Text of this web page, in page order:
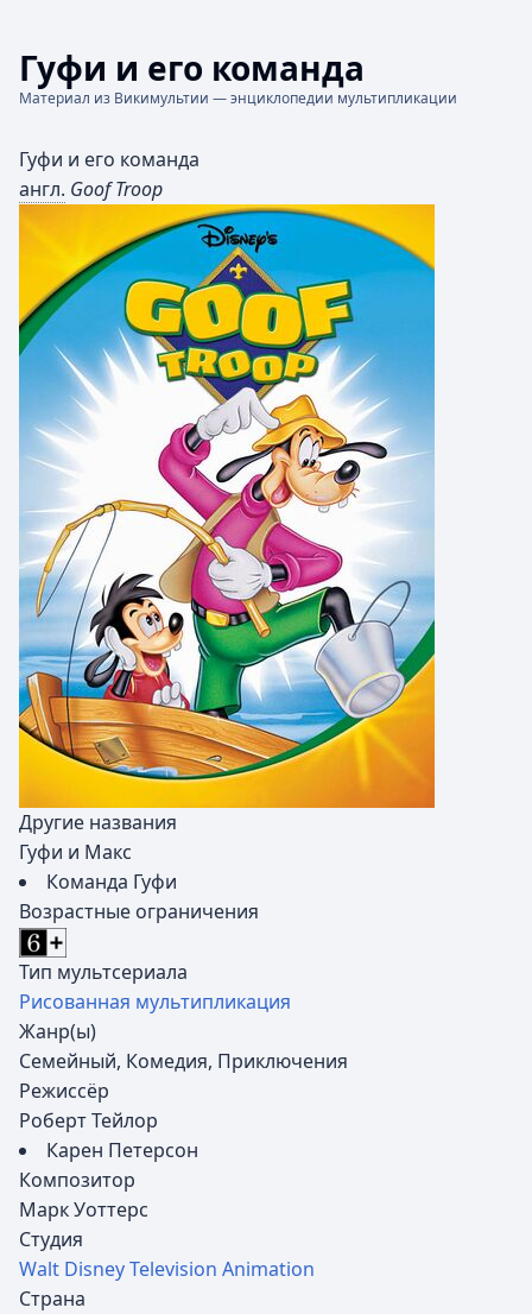
Гуфи и его команда
Материал из Викимультии — энциклопедии мультипликации
Гуфи и его команда
англ. Goof Troop
Другие названия
Гуфи и Макс
Команда Гуфи
Возрастные ограничения
Тип мультсериала
Рисованная мультипликация
Жанр(ы)
Семейный, Комедия, Приключения
Режиссёр
Роберт Тейлор
Карен Петерсон
Композитор
Марк Уоттерс
Студия
Walt Disney Television Animation
Страна